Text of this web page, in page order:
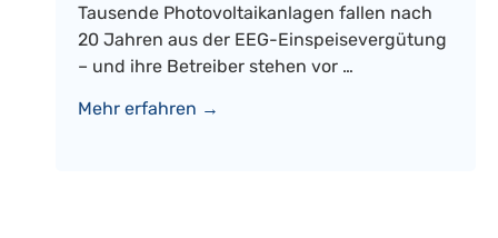
Tausende Photovoltaikanlagen fallen nach
20 Jahren aus der EEG-Einspeisevergütung
– und ihre Betreiber stehen vor …
Mehr erfahren →